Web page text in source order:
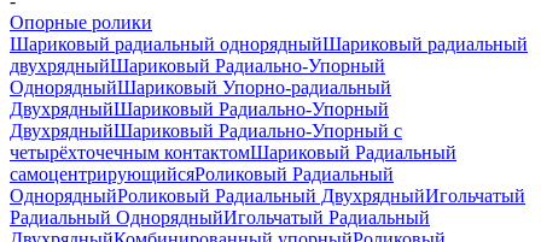
Опорные ролики
Шариковый радиальный однорядныйШариковый радиальный
двухрядныйШариковый Радиально-Упорный
ОднорядныйШариковый Упорно-радиальный
ДвухрядныйШариковый Радиально-Упорный
ДвухрядныйШариковый Радиально-Упорный с
четырёхточечным контактомШариковый Радиальный
самоцентрирующийсяРоликовый Радиальный
ОднорядныйРоликовый Радиальный ДвухрядныйИгольчатый
Радиальный ОднорядныйИгольчатый Радиальный